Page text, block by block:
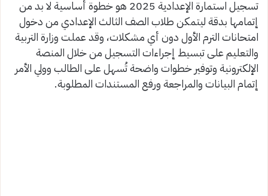
تسجيل استمارة الإعدادية 2025 هو خطوة أساسية لا بد من
إتمامها بدقة ليتمكن طلاب الصف الثالث الإعدادي من دخول
امتحانات الترم الأول دون أي مشكلات، وقد عملت وزارة التربية
والتعليم على تبسيط إجراءات التسجيل من خلال المنصة
الإلكترونية وتوفير خطوات واضحة تُسهل على الطالب وولي الأمر
إتمام البيانات والمراجعة ورفع المستندات المطلوبة.